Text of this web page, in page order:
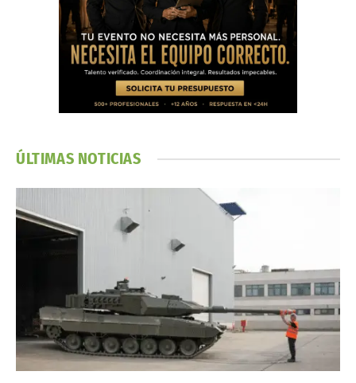
ÚLTIMAS NOTICIAS